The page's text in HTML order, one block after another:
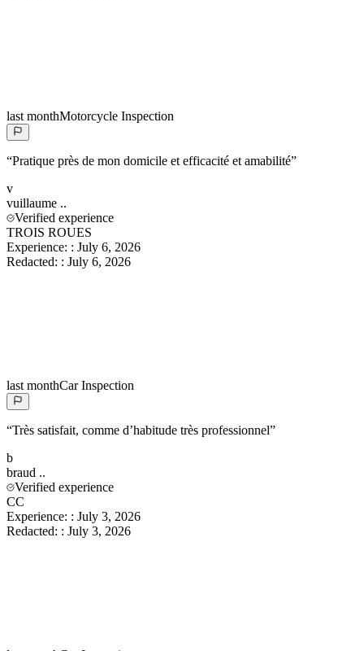
last monthMotorcycle Inspection
“Pratique près de mon domicile et efficacité et amabilité”
v
vuillaume ..
Verified experience
TROIS ROUES
Experience: : July 6, 2026
Redacted: : July 6, 2026
last monthCar Inspection
“Très satisfait, comme d’habitude très professionnel”
b
braud ..
Verified experience
CC
Experience: : July 3, 2026
Redacted: : July 3, 2026